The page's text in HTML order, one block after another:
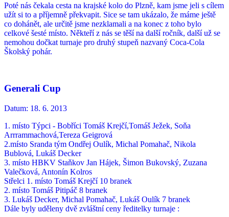
Poté nás čekala cesta na krajské kolo do Plzně, kam jsme jeli s cílem
užít si to a příjemně překvapit. Sice se tam ukázalo, že máme ještě
co dohánět, ale určitě jsme nezklamali a na konec z toho bylo
celkové šesté místo. Někteří z nás se těší na další ročník, další už se
nemohou dočkat turnaje pro druhý stupeň nazvaný Coca-Cola
Školský pohár.
Generali Cup
Datum: 18. 6. 2013
1. místo Týpci - Bobříci Tomáš Krejčí,Tomáš Ježek, Soňa
Arrrammachová,Tereza Geigrová
2.místo Sranda tým Ondřej Oulík, Michal Pomahač, Nikola
Bublová, Lukáš Decker
3. místo HBKV Staňkov Jan Hájek, Šimon Bukovský, Zuzana
Valečková, Antonín Kolros
Střelci 1. místo Tomáš Krejčí 10 branek
2. místo Tomáš Pitipáč 8 branek
3. Lukáš Decker, Michal Pomahač, Lukáš Oulík 7 branek
Dále byly uděleny dvě zvláštní ceny ředitelky turnaje :